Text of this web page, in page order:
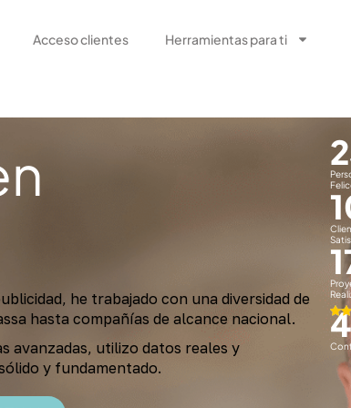
Acceso clientes Herramientas para ti
he trabajado con una diversidad de
hasta compañías de alcance nacional.
avanzadas, utilizo datos reales y
y fundamentado.